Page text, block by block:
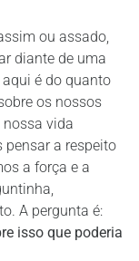
ou assado,
diante de uma
é do quanto
os nossos
vida
pensar a respeito
a força e a
A pergunta é:
isso que poderia